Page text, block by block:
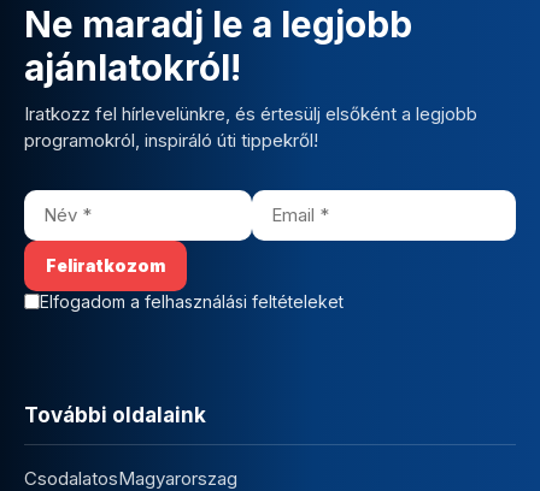
Ne maradj le a legjobb
ajánlatokról!
Iratkozz fel hírlevelünkre, és értesülj elsőként a legjobb
programokról, inspiráló úti tippekről!
Elfogadom a felhasználási feltételeket
További oldalaink
CsodalatosMagyarorszag